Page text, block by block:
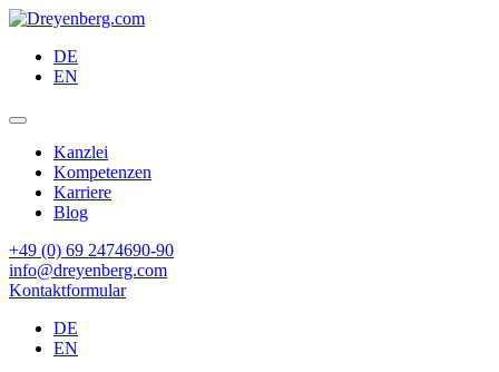
DE
EN
Kanzlei
Kompetenzen
Karriere
Blog
+49 (0) 69 2474690-90
info@dreyenberg.com
Kontaktformular
DE
EN